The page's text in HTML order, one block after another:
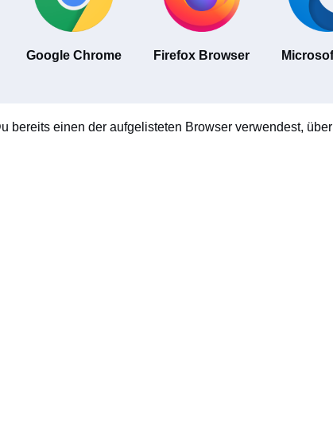
Google Chrome Firefox Browser
bereits einen der aufgelisteten Browser verwendest,